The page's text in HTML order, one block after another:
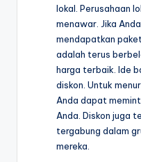
lokal. Perusahaan
menawar. Jika
mendapatkan
adalah terus
harga terbaik. Ide
diskon. Untuk
Anda dapat
Anda. Diskon juga
tergabung dalam
mereka.